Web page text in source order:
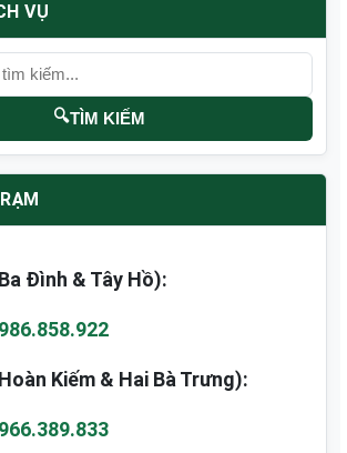
VỤ
🔍TÌM KIẾM
Đình & Tây Hồ):
Kiếm & Hai Bà Trưng):